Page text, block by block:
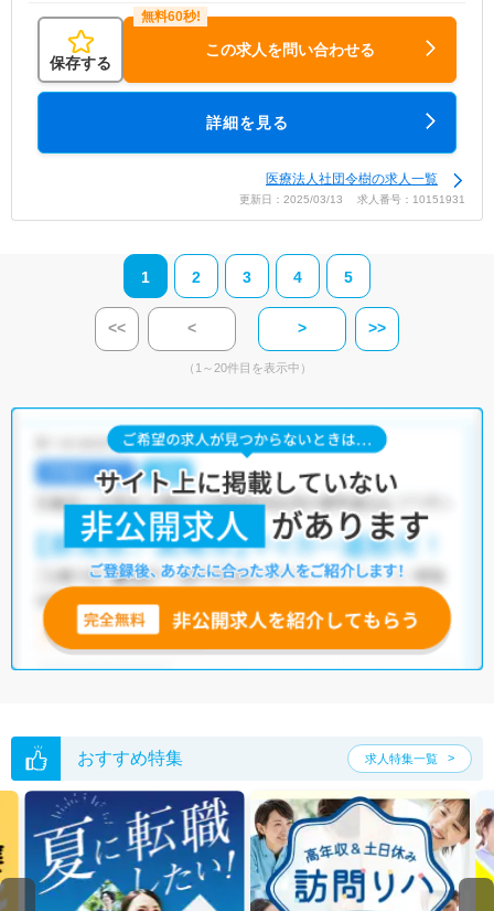
保存する
この求人を問い合わせる
詳細を見る
医療法人社団令樹の求人一覧
更新日：2025/03/13 求人番号：10151931
1 2 3 4 5
<< < > >>
（1～20件目を表示中）
おすすめ特集 求人特集一覧